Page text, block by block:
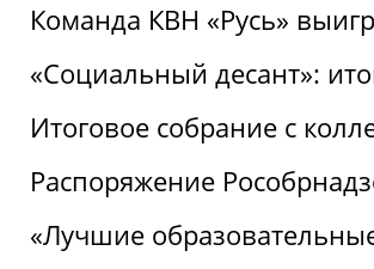
Команда КВН «Русь»
«Социальный десант»:
Итоговое собрание с
Распоряжение
«Лучшие